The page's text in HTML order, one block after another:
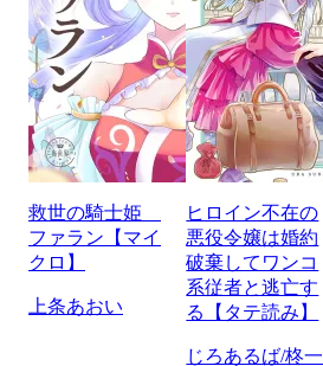
救世の騎士姫
ファラン【マイ
クロ】
上条あおい
ヒロイン不在の
悪役令嬢は婚約
破棄してワンコ
系従者と逃亡す
る【タテ読み】
じろあるば/柊一